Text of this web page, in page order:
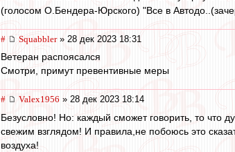
(голосом О.Бендера-Юрского) "Все в
# Squabbler» 28 дек 2023 18:31
Ветеран распоясался
Смотри, примут превентивные меры
# Valex1956 » 28 дек 2023 18:14
Безусловно! Но: каждый сможет говорить, то
свежим взглядом! И правила,не побоюсь это
воздуха!